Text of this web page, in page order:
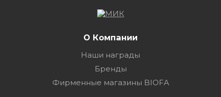
О Компании
Наши награды
Бренды
Фирменные магазины BIOFA